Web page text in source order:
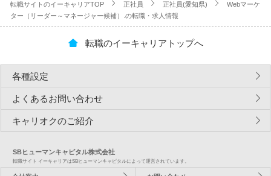
転職サイトのイーキャリアTOP
正社員 正社員(愛知県)
Webマーケ
ター（リーダー～マネージャー候補）.の転職・求人情報
転職のイーキャリアトップへ
各種設定
よくあるお問い合わせ
キャリオクのご紹介
SBヒューマンキャピタル株式会社
転職サイト イーキャリアはSBヒューマンキャピタルによって運営されています。